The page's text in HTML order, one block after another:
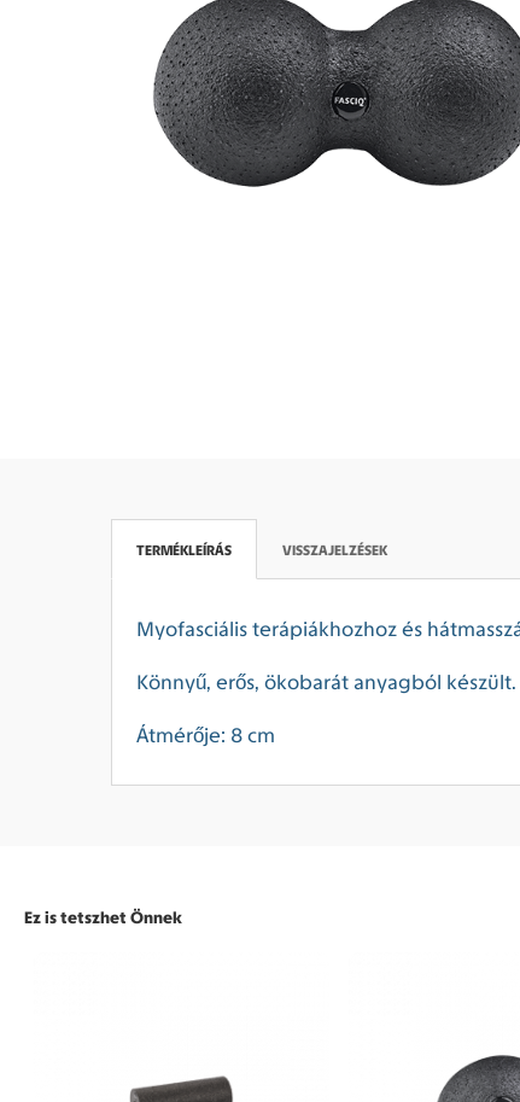
TERMÉKLEÍRÁS VISSZAJELZÉSEK
Myofasciális terápiákhozhoz és
Könnyű, erős, ökobarát anyagból készült.
Átmérője: 8 cm
Ez is tetszhet Önnek